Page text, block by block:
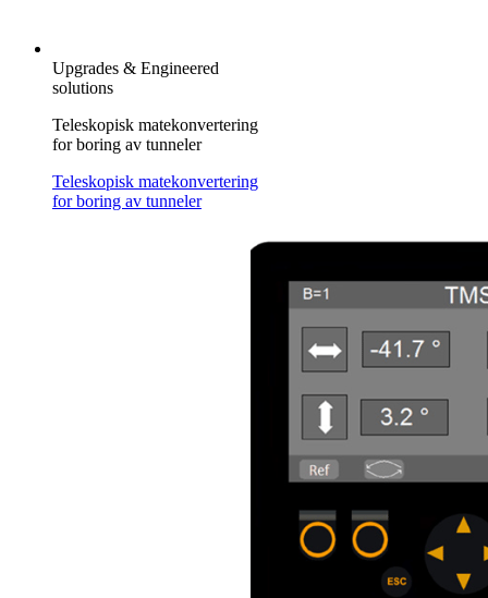
Upgrades & Engineered
solutions
Teleskopisk matekonvertering
for boring av tunneler
Teleskopisk matekonvertering
for boring av tunneler